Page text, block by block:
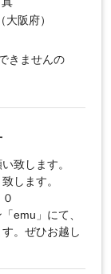
阪府）
きませんの
致します。
します。
emu」にて、
。ぜひお越し